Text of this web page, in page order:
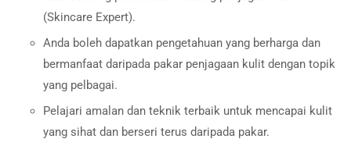
(Skincare Expert).
Anda boleh dapatkan pengetahuan yang berharga dan
bermanfaat daripada pakar penjagaan kulit dengan topik
yang pelbagai.
Pelajari amalan dan teknik terbaik untuk mencapai kulit
yang sihat dan berseri terus daripada pakar.